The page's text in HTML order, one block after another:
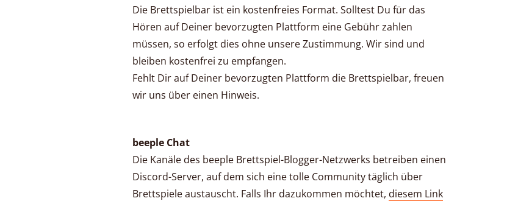
Die Brettspielbar ist ein kostenfreies Format. Solltest Du für das
Hören auf Deiner bevorzugten Plattform eine Gebühr zahlen
müssen, so erfolgt dies ohne unsere Zustimmung. Wir sind und
bleiben kostenfrei zu empfangen.
Fehlt Dir auf Deiner bevorzugten Plattform die Brettspielbar, freuen
wir uns über einen Hinweis.
beeple Chat
Die Kanäle des beeple Brettspiel-Blogger-Netzwerks betreiben einen
Discord-Server, auf dem sich eine tolle Community täglich über
Brettspiele austauscht. Falls Ihr dazukommen möchtet, diesem Link